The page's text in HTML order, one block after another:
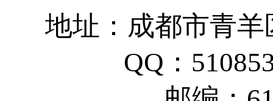
地址：成都市青
QQ：